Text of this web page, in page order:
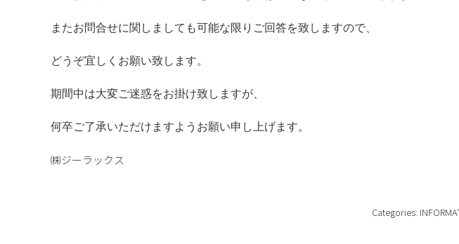
またお問合せに関しましても可能な限りご回答を致しますので、
どうぞ宜しくお願い致します。
期間中は大変ご迷惑をお掛け致しますが、
何卒ご了承いただけますようお願い申し上げます。
㈱ジーラックス
Categories: